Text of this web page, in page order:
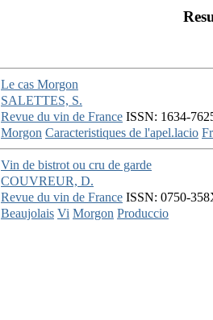
Le cas Morgon
SALETTES, S.
Revue du vin de France ISSN: 1634-
Morgon Caracteristiques de l'apel.lacio
Vin de bistrot ou cru de garde
COUVREUR, D.
Revue du vin de France ISSN: 0750-
Beaujolais Vi Morgon Produccio